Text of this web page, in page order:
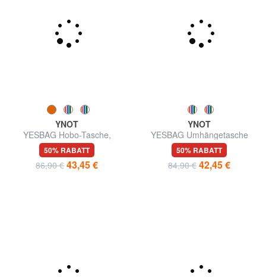
YNOT
YESBAG Hobo-Tasche,
Schultertasche
50% RABATT
86,90 € 43,45 €
YNOT
YESBAG Umhängetasche
50% RABATT
84,90 € 42,45 €